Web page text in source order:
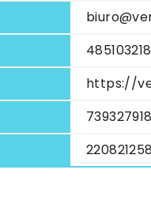
https://
220821258